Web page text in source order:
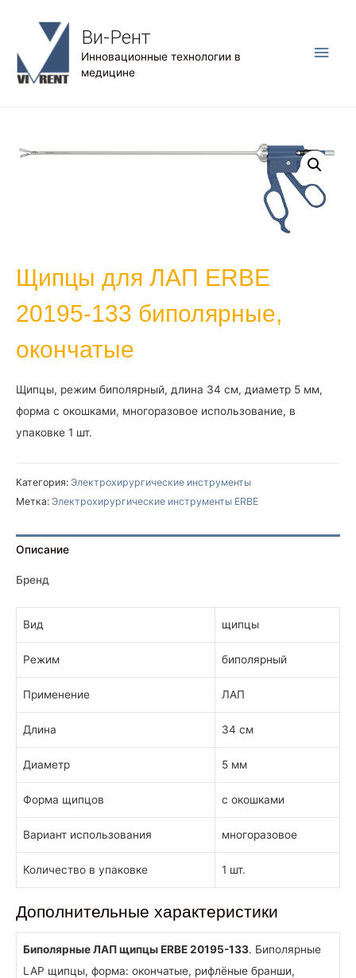
Ви-Рент
Инновационные технологии в
медицине
Щипцы для ЛАП ERBE
20195-133 биполярные,
окончатые
Щипцы, режим биполярный, длина 34 см, диаметр 5 мм,
форма с окошками, многоразовое использование, в
упаковке 1 шт.
Категория: Электрохирургические инструменты
Метка: Электрохирургические инструменты ERBE
Описание
Бренд
Вид щипцы
Режим биполярный
Применение ЛАП
Длина 34 см
Диаметр 5 мм
Форма щипцов с окошками
Вариант использования многоразовое
Количество в упаковке 1 шт.
Дополнительные характеристики
Биполярные ЛАП щипцы ERBE 20195-133. Биполярные
LAP щипцы, форма: окончатые, рифлёные бранши,